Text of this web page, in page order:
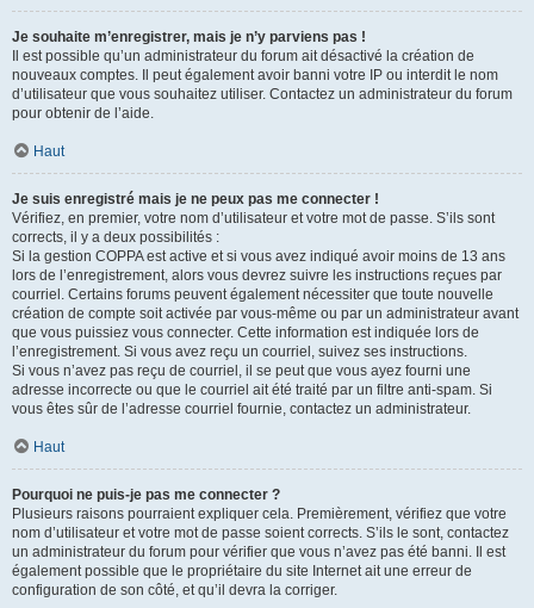
Je souhaite m’enregistrer, mais je n’y parviens pas !
Il est possible qu’un administrateur du forum ait désactivé la création de
nouveaux comptes. Il peut également avoir banni votre IP ou interdit le nom
d’utilisateur que vous souhaitez utiliser. Contactez un administrateur du forum
pour obtenir de l’aide.
Haut
Je suis enregistré mais je ne peux pas me connecter !
Vérifiez, en premier, votre nom d’utilisateur et votre mot de passe. S’ils sont
corrects, il y a deux possibilités :
Si la gestion COPPA est active et si vous avez indiqué avoir moins de 13 ans
lors de l’enregistrement, alors vous devrez suivre les instructions reçues par
courriel. Certains forums peuvent également nécessiter que toute nouvelle
création de compte soit activée par vous-même ou par un administrateur avant
que vous puissiez vous connecter. Cette information est indiquée lors de
l’enregistrement. Si vous avez reçu un courriel, suivez ses instructions.
Si vous n’avez pas reçu de courriel, il se peut que vous ayez fourni une
adresse incorrecte ou que le courriel ait été traité par un filtre anti-spam. Si
vous êtes sûr de l’adresse courriel fournie, contactez un administrateur.
Haut
Pourquoi ne puis-je pas me connecter ?
Plusieurs raisons pourraient expliquer cela. Premièrement, vérifiez que votre
nom d’utilisateur et votre mot de passe soient corrects. S’ils le sont, contactez
un administrateur du forum pour vérifier que vous n’avez pas été banni. Il est
également possible que le propriétaire du site Internet ait une erreur de
configuration de son côté, et qu’il devra la corriger.